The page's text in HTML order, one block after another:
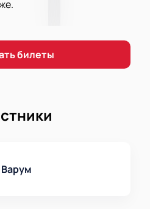
живого выступления
музыкой,
билеты